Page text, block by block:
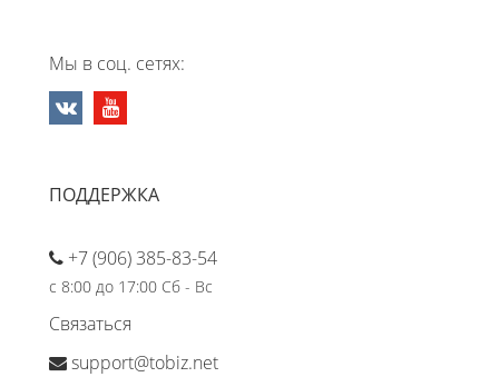
Мы в соц. сетях:
ПОДДЕРЖКА
+7 (906) 385-83-54
с 8:00 до 17:00 Сб - Вс
Связаться
support@tobiz.net